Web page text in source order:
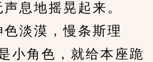
息地摇晃起来。
淡漠，慢条斯理
小角色，就给本座跪